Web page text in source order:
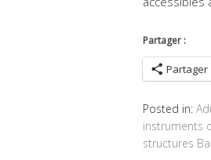
Partager :
Partager
Posted in:
instruments
structures